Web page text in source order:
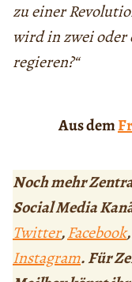
zu einer
wird in zwei oder
regieren?“
Aus dem
Noch mehr
Social Media
Twitter,Facebook,
Instagram. Für